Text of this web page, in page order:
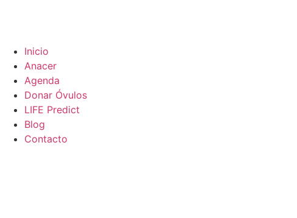
Inicio
Anacer
Agenda
Donar Óvulos
LIFE Predict
Blog
Contacto